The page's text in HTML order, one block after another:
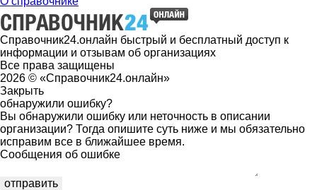
Справочник24.онлайн быстрый и бесплатный доступ к
информации и отзывам об организациях
Все права защищены
2026 © «Справочник24.онлайн»
Закрыть
обнаружили ошибку?
Вы обнаружили ошибку или неточность в описании
организации? Тогда опишите суть ниже и мы обязательно
исправим все в ближайшее время.
Сообщения об ошибке